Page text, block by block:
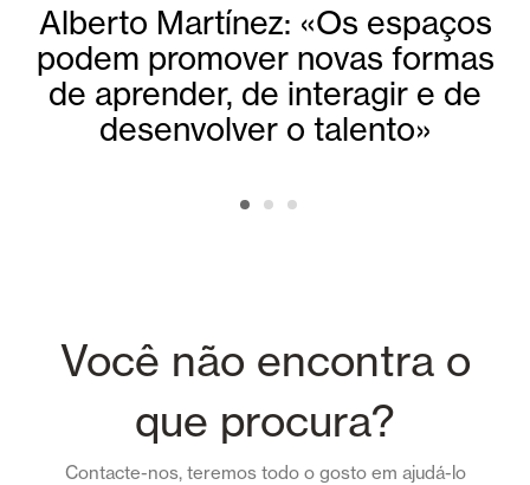
Alberto Martínez: «Os espaços
podem promover novas formas
de aprender, de interagir e de
desenvolver o talento»
Você não encontra o
que procura?
Contacte-nos, teremos todo o gosto em ajudá-lo